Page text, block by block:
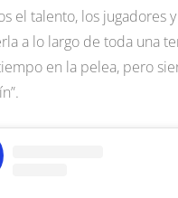
el talento, los jugadores
a lo largo de toda una
en la pelea, pero